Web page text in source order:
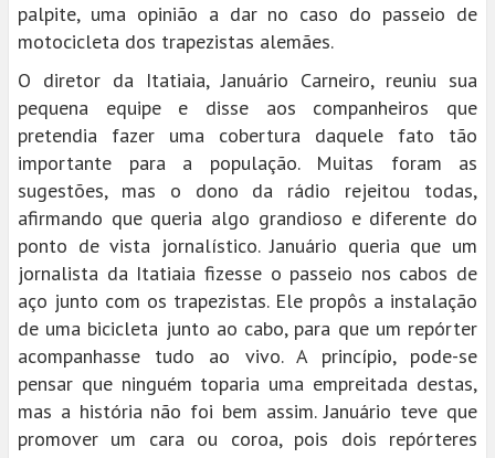
palpite, uma opinião a dar no caso do passeio de
motocicleta dos trapezistas alemães.
O diretor da Itatiaia, Januário Carneiro, reuniu sua
pequena equipe e disse aos companheiros que
pretendia fazer uma cobertura daquele fato tão
importante para a população. Muitas foram as
sugestões, mas o dono da rádio rejeitou todas,
afirmando que queria algo grandioso e diferente do
ponto de vista jornalístico. Januário queria que um
jornalista da Itatiaia fizesse o passeio nos cabos de
aço junto com os trapezistas. Ele propôs a instalação
de uma bicicleta junto ao cabo, para que um repórter
acompanhasse tudo ao vivo. A princípio, pode-se
pensar que ninguém toparia uma empreitada destas,
mas a história não foi bem assim. Januário teve que
promover um cara ou coroa, pois dois repórteres